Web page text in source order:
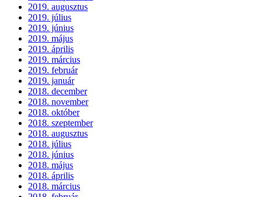
2019. augusztus
2019. július
2019. június
2019. május
2019. április
2019. március
2019. február
2019. január
2018. december
2018. november
2018. október
2018. szeptember
2018. augusztus
2018. július
2018. június
2018. május
2018. április
2018. március